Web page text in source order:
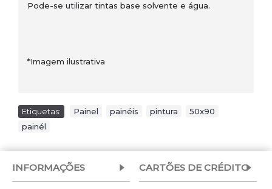
Pode-se utilizar tintas base solvente e água.
*Imagem ilustrativa
Etiquetas: Painel painéis pintura 50x90
painél
INFORMAÇÕES CARTÕES DE CRÉDITO